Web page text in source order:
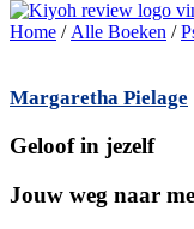
Home / Alle Boeken /
Margaretha Pielage
Geloof in jezelf
Jouw weg naar